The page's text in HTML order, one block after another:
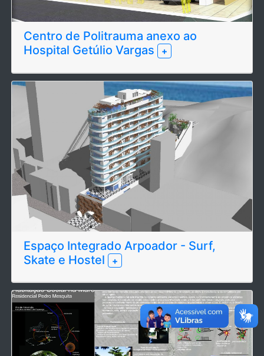
Centro de Politrauma anexo ao
Hospital Getúlio Vargas
+
Espaço Integrado Arpoador - Surf,
Skate e Hostel
+